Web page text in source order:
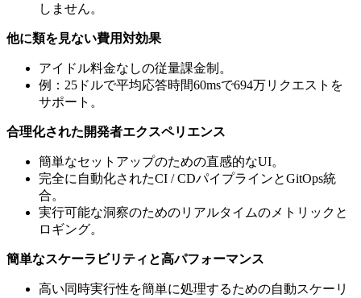
しません。
他に類を見ない費用対効果
アイドル料金なしの従量課金制。
例：25ドルで平均応答時間60msで694万リクエストを
サポート。
合理化された開発者エクスペリエンス
簡単なセットアップのための直感的なUI。
完全に自動化されたCI / CDパイプラインとGitOps統
合。
実行可能な洞察のためのリアルタイムのメトリックと
ロギング。
簡単なスケーラビリティと高パフォーマンス
高い同時実行性を簡単に処理するための自動スケーリ